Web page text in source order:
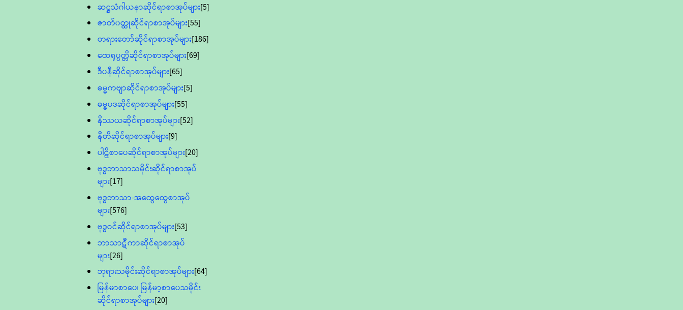
ဆဋ္ဌသံဂါယနာဆိုင်ရာစာအုပ်များ[5]
ဇာတ်၀တ္ထုဆိုင်ရာစာအုပ်များ[55]
တရားတော်ဆိုင်ရာစာအုပ်များ[186]
ထေရုပ္ပတ္တိဆိုင်ရာစာအုပ်များ[69]
ဒီပနီဆိုင်ရာစာအုပ်များ[65]
ဓမ္မကဗျာဆိုင်ရာစာအုပ်များ[5]
ဓမ္မပဒဆိုင်ရာစာအုပ်များ[55]
နိဿယဆိုင်ရာစာအုပ်များ[52]
နီတိဆိုင်ရာစာအုပ်များ[9]
ပါဠိစာပေဆိုင်ရာစာအုပ်များ[20]
ဗုဒ္ဓဘာသာသမိုင်းဆိုင်ရာစာအုပ်
များ[17]
ဗုဒ္ဓဘာသာ-အထွေထွေစာအုပ်
များ[576]
ဗုဒ္ဓဝင်ဆိုင်ရာစာအုပ်များ[53]
ဘာသာဋီကာဆိုင်ရာစာအုပ်
များ[26]
ဘုရားသမိုင်းဆိုင်ရာစာအုပ်များ[64]
မြန်မာစာပေ၊ မြန်မာ့စာပေသမိုင်း
ဆိုင်ရာစာအုပ်များ[20]